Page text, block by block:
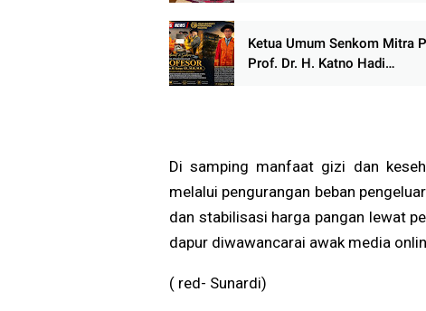
Ketua Umum Senkom Mitra
Prof. Dr. H. Katno Hadi
Di samping manfaat gizi dan
melalui pengurangan beban
dan stabilisasi harga pangan lewat
dapur diwawancarai awak media
( red- Sunardi)